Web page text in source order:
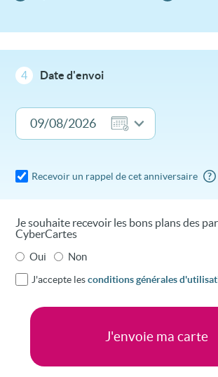
4 Date d'envoi
Recevoir un rappel de cet anniversaire ?
Je souhaite recevoir les bons plans des
CyberCartes
Oui Non
J'accepte lesconditions générales